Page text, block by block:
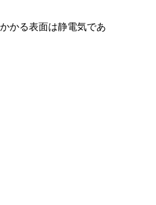
かる表面は静電気であ